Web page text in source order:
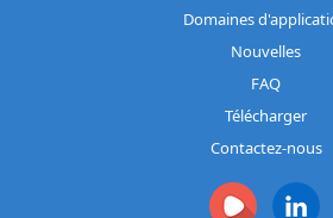
Domaines
Nouvelles
FAQ
Télécharger
Contactez-nous